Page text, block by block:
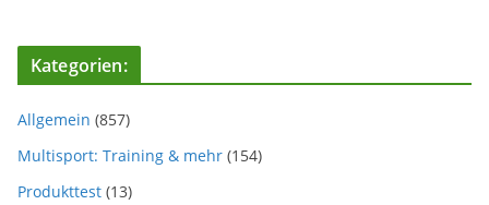
Kategorien:
Allgemein (857)
Multisport: Training & mehr (154)
Produkttest (13)